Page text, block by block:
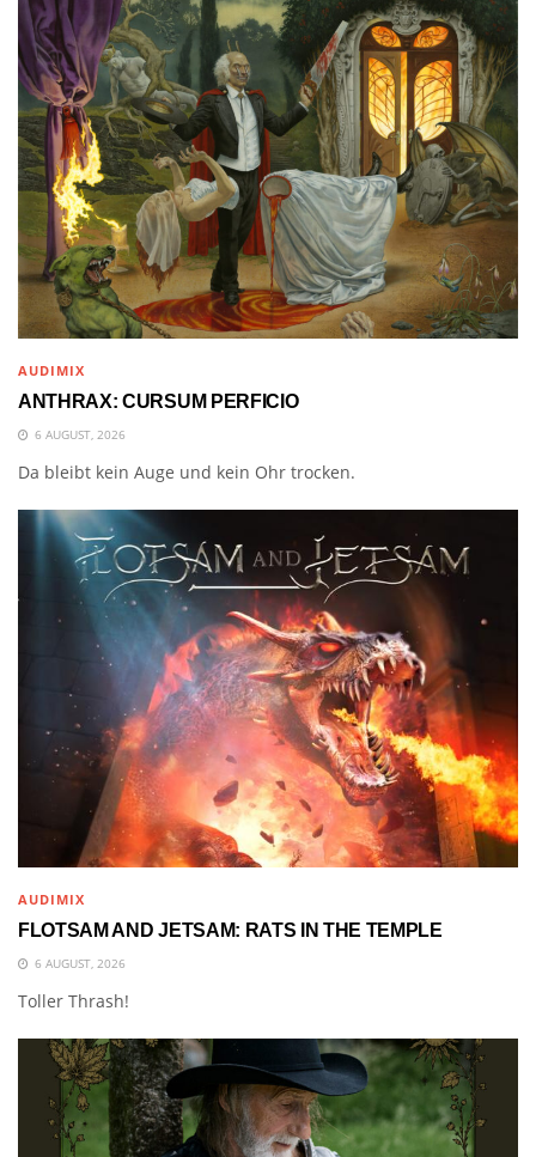
AUDIMIX
ANTHRAX: CURSUM PERFICIO
6 AUGUST, 2026
Da bleibt kein Auge und kein Ohr trocken.
AUDIMIX
FLOTSAM AND JETSAM: RATS IN THE TEMPLE
6 AUGUST, 2026
Toller Thrash!